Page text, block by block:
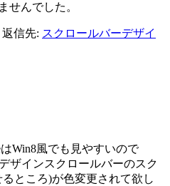
せんでした。
返信先: スクロールバーデザイ
Win8風でも見やすいので
ザインスクロールバーのスク
ところ)が色変更されて欲し